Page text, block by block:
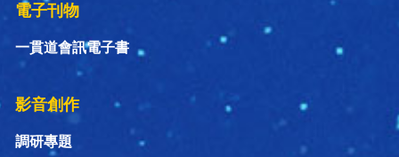
電子刊物
一貫道會訊電子書
影音創作
調研專題